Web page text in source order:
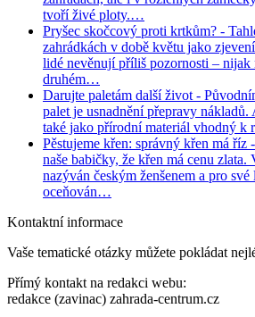
tvoří živé ploty.…
Pryšec skočcový proti krtkům? -
zahrádkách v době květu jako
lidé nevěnují příliš pozornosti –
druhém…
Darujte paletám další život -
palet je usnadnění přepravy
také jako přírodní materiál vhodný k
Pěstujeme křen: správný křen má říz
naše babičky, že křen má cenu
nazýván českým ženšenem a pro
oceňován…
Kontaktní informace
Vaše tematické otázky můžete pokládat
Přímý kontakt na redakci webu:
redakce (zavinac) zahrada-centrum.cz